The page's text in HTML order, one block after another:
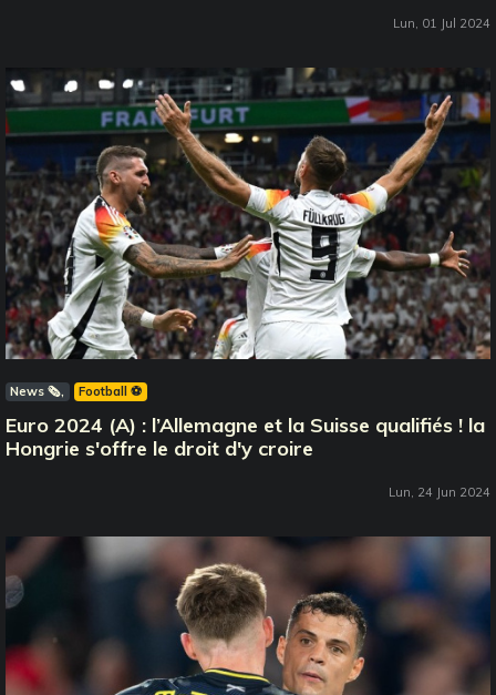
Lun, 01 Jul 2024
News 🗞️ Football ⚽️
Euro 2024 (A) : l’Allemagne et la Suisse qualifiés ! la
Hongrie s'offre le droit d'y croire
Lun, 24 Jun 2024